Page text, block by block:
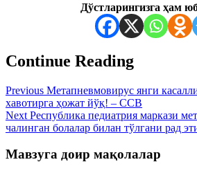
Дўстларингизга ҳам
Continue Reading
Previous Метапневмовирус янги
хавотирга ҳожат йўқ! – ССВ
Next Республика педиатрия маркази
чалинган болалар билан тўлгани рад
Мавзуга доир мақолалар